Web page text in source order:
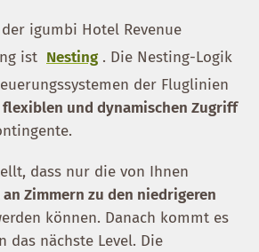
igumbi Hotel Revenue
ist Nesting . Die Nesting-Logik
der Fluglinien
flexiblen und dynamischen Zugriff
dass nur die von Ihnen
Zimmern zu den niedrigeren
können. Danach kommt es
das nächste Level. Die